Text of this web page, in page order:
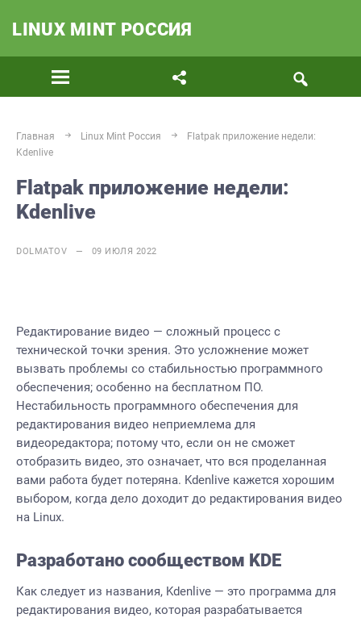
LINUX MINT РОССИЯ
Главная Linux Mint Россия
Flatpak приложение недели:
Kdenlive
Flatpak приложение недели:
Kdenlive
DOLMATOV — 09 ИЮЛЯ 2022
Редактирование видео — сложный процесс с
технической точки зрения. Это усложнение может
вызвать проблемы со стабильностью программного
обеспечения; особенно на бесплатном ПО.
Нестабильность программного обеспечения для
редактирования видео неприемлема для
видеоредактора; потому что, если он не сможет
отобразить видео, это означает, что вся проделанная
вами работа будет потеряна. Kdenlive кажется хорошим
выбором, когда дело доходит до редактирования видео
на Linux.
Разработано сообществом KDE
Как следует из названия, Kdenlive — это программа для
редактирования видео, которая разрабатывается